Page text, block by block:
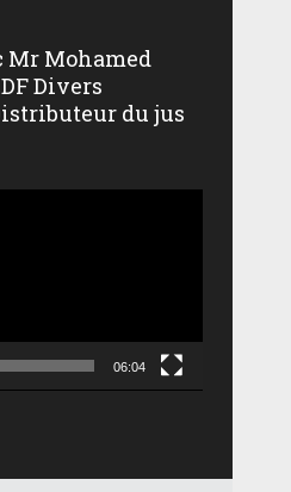
Mohamed
Divers
du jus
06:04